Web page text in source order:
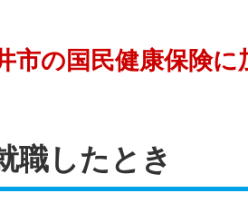
市の国民健康保険
職したとき